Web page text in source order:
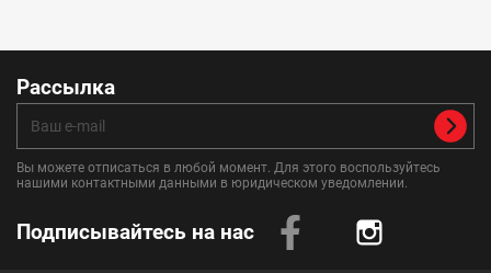
Рассылка
Вы можете отписаться в любой момент. Для этого воспользуйтесь
нашими контактными данными в юридическом уведомлении.
Подписывайтесь на нас